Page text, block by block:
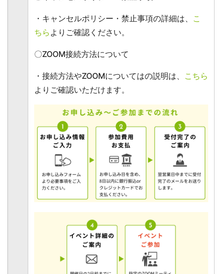
・キャンセルポリシー・禁止事項の詳細は、 こ
ちら よりご確認ください。
〇ZOOM接続方法について
・接続方法やZOOMについてはの説明は、 こちら
よりご確認いただけます。